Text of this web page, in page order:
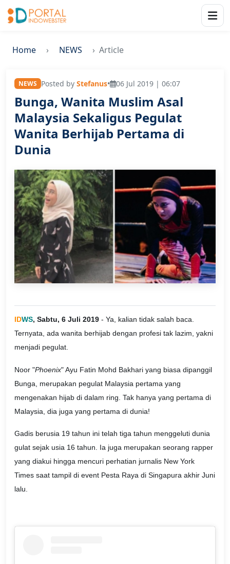
Home NEWS Article
NEWS Posted by Stefanus• 06 Jul 2019 | 06:07
Bunga, Wanita Muslim Asal
Malaysia Sekaligus Pegulat
Wanita Berhijab Pertama di
Dunia
IDWS, Sabtu, 6 Juli 2019 - Ya, kalian tidak salah baca.
Ternyata, ada wanita berhijab dengan profesi tak lazim, yakni
menjadi pegulat.
Noor "Phoenix" Ayu Fatin Mohd Bakhari yang biasa dipanggil
Bunga, merupakan pegulat Malaysia pertama yang
mengenakan hijab di dalam ring. Tak hanya yang pertama di
Malaysia, dia juga yang pertama di dunia!
Gadis berusia 19 tahun ini telah tiga tahun menggeluti dunia
gulat sejak usia 16 tahun. Ia juga merupakan seorang rapper
yang diakui hingga mencuri perhatian jurnalis New York
Times saat tampil di event Pesta Raya di Singapura akhir Juni
lalu.